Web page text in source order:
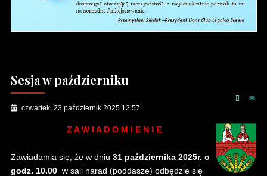
Sesja w październiku
czwartek, 23 październik 2025 12:57
Z A W I A D O M I E N I E
Zawiadamia się, że w dniu 31 października 2025r. o
godz. 10.00 w sali narad (poddasze) odbędzie się